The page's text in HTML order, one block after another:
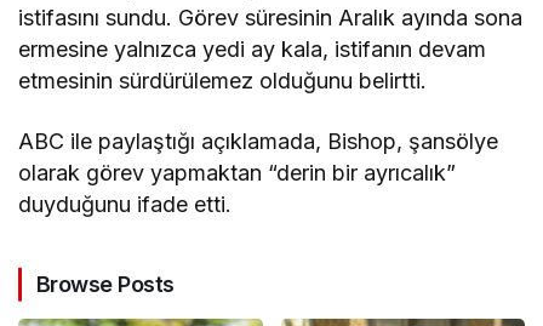
istifasını sundu. Görev süresinin Aralık ayında sona
ermesine yalnızca yedi ay kala, istifanın devam
etmesinin sürdürülemez olduğunu belirtti.
ABC ile paylaştığı açıklamada, Bishop, şansölye
olarak görev yapmaktan “derin bir ayrıcalık”
duyduğunu ifade etti.
Browse Posts